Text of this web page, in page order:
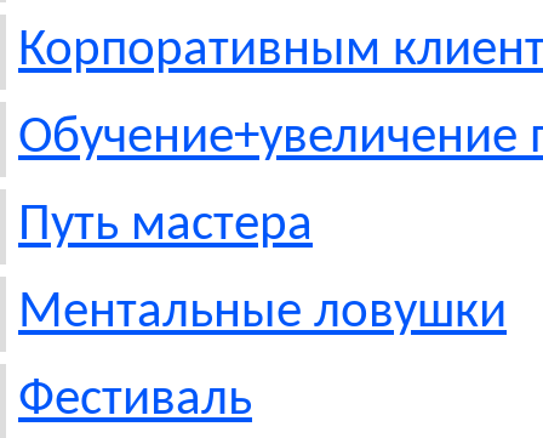
Корпоративным
Обучение+увеличение
Путь мастера
Ментальные ловушки
Фестиваль